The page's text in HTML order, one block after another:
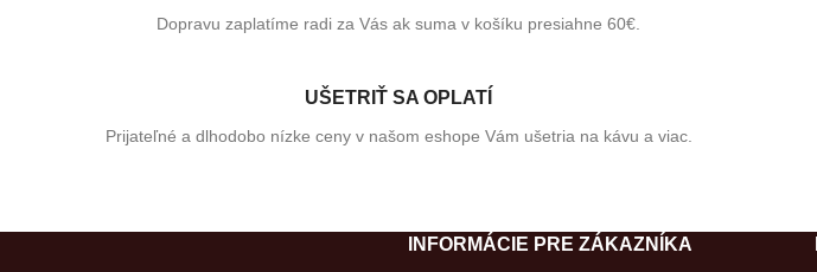
Dopravu zaplatíme radi za Vás ak suma v košíku presiahne 60€.
UŠETRIŤ SA OPLATÍ
Prijateľné a dlhodobo nízke ceny v našom eshope Vám ušetria na kávu a viac.
INFORMÁCIE PRE ZÁKAZNÍKA